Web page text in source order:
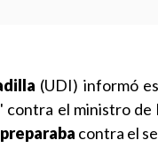
(UDI) informó
contra el ministro
contra el